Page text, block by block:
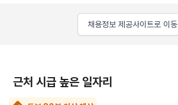
채용정보 제공사이트로 이동
근처 시급 높은 일자리